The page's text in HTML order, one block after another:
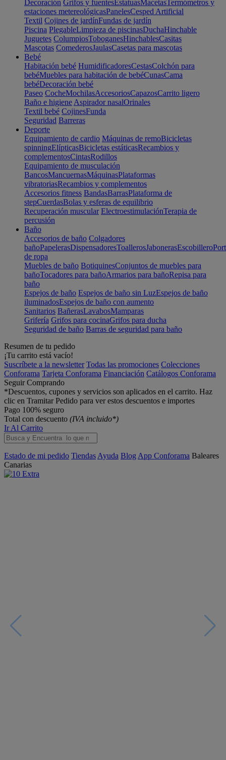
Decoración Grifos y fuentesEstatuasMacetasTermómetros y
estaciones metereológicasPanelesCesped Artificial
Textil Cojines de jardínFundas de jardín
Piscina PlegableLimpieza de piscinasDuchaHinchable
Juguetes ColumpiosToboganesHinchablesCasitas
Mascotas ComederosJaulasCasetas para mascotas
Bebé
Habitación bebé HumidificadoresCestasColchón para
bebéMuebles para habitación de bebéCunasCama
bebéDecoración bebé
Paseo CocheMochilasAccesoriosCapazosCarrito ligero
Baño e higiene Aspirador nasalOrinales
Textil bebé CojinesFunda
Seguridad Barreras
Deporte
Equipamiento de cardio Máquinas de remoBicicletas
spinningElípticasBicicletas estáticasRecambios y
complementosCintasRodillos
Equipamiento de musculación
BancosMancuernasMáquinasPlataformas
vibratoriasRecambios y complementos
Accesorios fitness BandasBarrasPlataforma de
stepCuerdasBolas y esferas de equilibrio
Recuperación muscular ElectroestimulaciónTerapia de
percusión
Baño
Accesorios de baño Colgadores
bañoPapelerasDispensadoresToallerosJabonerasEscobillero
de ropa
Muebles de baño BotiquinesConjuntos de muebles para
bañoTocadores para bañoArmarios para bañoRepisa para
baño
Espejos de baño Espejos de baño sin LuzEspejos de baño
iluminadosEspejos de baño con aumento
Sanitarios BañerasLavabosMamparas
Grifería Grifos para cocinaGrifos para ducha
Seguridad de baño Barras de seguridad para baño
Resumen de tu pedido
¡Tu carrito está vacío!
Suscríbete a la newsletter Todas las promociones Colecciones
Conforama Tarjeta Conforama Financiación Catálogos Conforama
Seguir Comprando
*Descuentos, cupones y servicios son aplicados en el carrito. Haz
clic en Tramitar Pedido para ver estos descuentos e importes
Pago 100% seguro
Total con descuento (IVA incluido*)
Ir Al Carrito
Estado de mi pedido Tiendas Ayuda Blog App Conforama Baleares
Canarias